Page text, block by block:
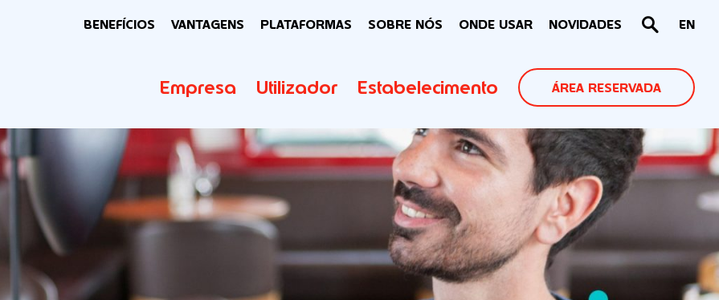
BENEFÍCIOS VANTAGENS PLATAFORMAS SOBRE NÓS ONDE USAR NOVIDADES EN
Empresa Utilizador Estabelecimento ÁREA RESERVADA